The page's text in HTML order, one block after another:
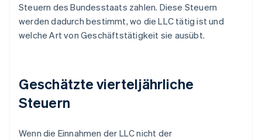
Steuern des Bundesstaats zahlen. Diese Steuern
werden dadurch bestimmt, wo die LLC tätig ist und
welche Art von Geschäftstätigkeit sie ausübt.
Geschätzte vierteljährliche
Steuern
Wenn die Einnahmen der LLC nicht der